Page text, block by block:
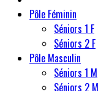
Pôle Féminin
Séniors 1 F
Séniors 2 F
Pôle Masculin
Séniors 1 M
Séniors 2 M